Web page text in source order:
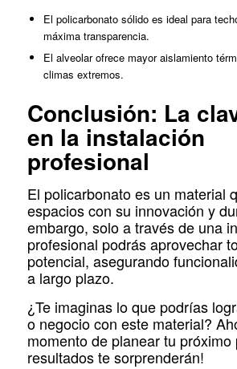
El policarbonato sólido es ideal para
máxima transparencia.
El alveolar ofrece mayor aislamiento
climas extremos.
Conclusión: La
en la instalación
profesional
El policarbonato es un material
espacios con su innovación y
embargo, solo a través de una
profesional podrás aprovechar
potencial, asegurando
a largo plazo.
¿Te imaginas lo que podrías
o negocio con este material?
momento de planear tu próximo
resultados te sorprenderán!